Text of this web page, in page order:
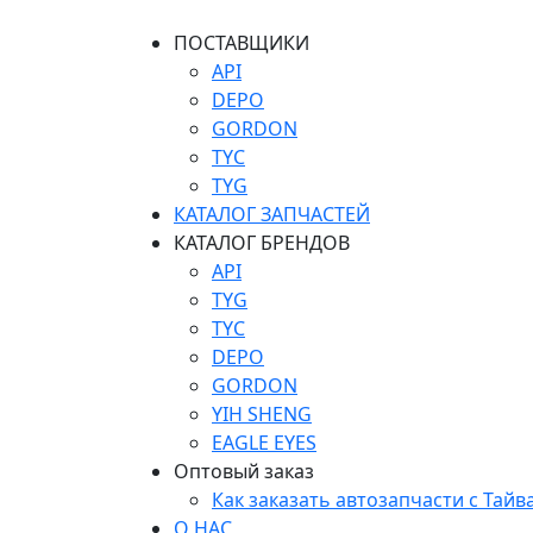
ПОСТАВЩИКИ
API
DEPO
GORDON
TYC
TYG
КАТАЛОГ ЗАПЧАСТЕЙ
КАТАЛОГ БРЕНДОВ
API
TYG
TYC
DEPO
GORDON
YIH SHENG
EAGLE EYES
Оптовый заказ
Как заказать автозапчасти с